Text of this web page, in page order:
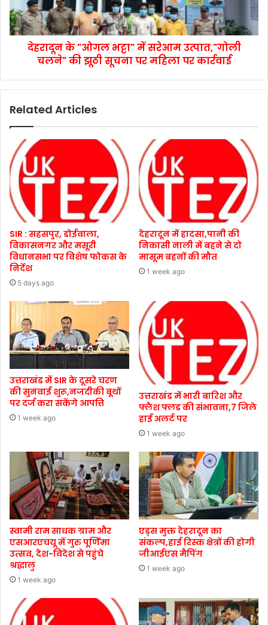
देहरादून के "ओगल भट्टा" में सरेआम उत्पात,"गोली
चलने" की झूठी सूचना पर महिला पर कार्रवाई
Related Articles
SIR : सहसपुर, डोईवाला,
विकासनगर और मसूरी
विधानसभा पर विशेष फोकस के
निर्देश
5 days ago
देहरादून में हादसा,पानी की
निकासी नाली में बहने से दो
मासूम बहनों की मौत
1 week ago
उत्तराखंड में SIR के दूसरे चरण
की सुनवाई शुरू,नजदीकी बूथों
पर दर्ज करा सकेंगे आपत्ति
1 week ago
उत्तराखंड में भारी बारिश और
फ्लैश फ्लड की संभावना,7 जिले
हाई अलर्ट पर
1 week ago
स्वामी राम साधक ग्राम और
एसआरएचयू में गुरु पूर्णिमा
उत्सव, देश-विदेश से पहुंचे
श्रद्धालु
1 week ago
एड्स मुक्त देहरादून का
संकल्प,हाई रिस्क क्षेत्रों की होगी
जीआईएस मैपिंग
1 week ago